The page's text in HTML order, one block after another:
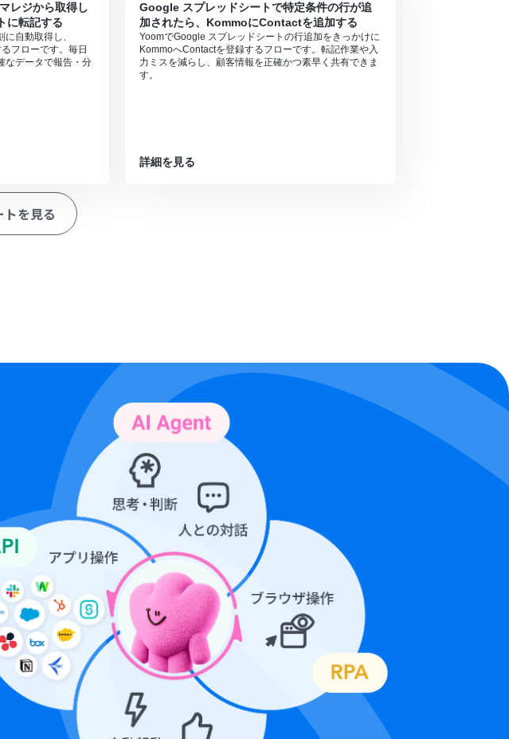
レジから取得し
に転記する
自動取得し、
フローです。毎日
なデータで報告・分
Google スプレッドシートで特定条件の行が追
加されたら、KommoにContactを追加する
YoomでGoogle スプレッドシートの行追加をきっかけに
KommoへContactを登録するフローです。転記作業や入
力ミスを減らし、顧客情報を正確かつ素早く共有できま
す。
詳細を見る
トを見る